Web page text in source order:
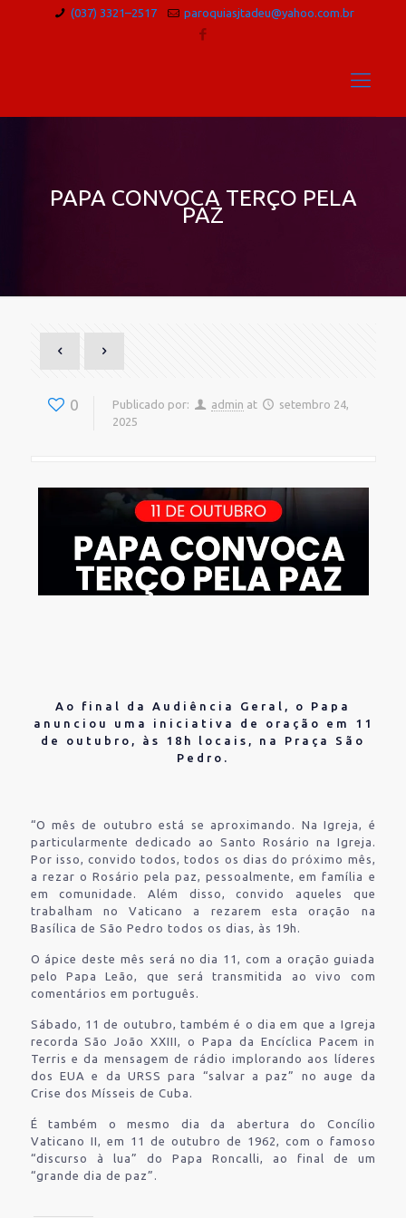
(037) 3321–2517 paroquiasjtadeu@yahoo.com.br
PAPA CONVOCA TERÇO PELA
PAZ
0 Publicado por: admin at
setembro 24,
2025
Ao final da Audiência Geral, o Papa
anunciou uma iniciativa de oração em 11
de outubro, às 18h locais, na Praça São
Pedro.
“O mês de outubro está se aproximando. Na Igreja, é
particularmente dedicado ao Santo Rosário na Igreja.
Por isso, convido todos, todos os dias do próximo mês,
a rezar o Rosário pela paz, pessoalmente, em família e
em comunidade. Além disso, convido aqueles que
trabalham no Vaticano a rezarem esta oração na
Basílica de São Pedro todos os dias, às 19h.
O ápice deste mês será no dia 11, com a oração guiada
pelo Papa Leão, que será transmitida ao vivo com
comentários em português.
Sábado, 11 de outubro, também é o dia em que a Igreja
recorda São João XXIII, o Papa da Encíclica Pacem in
Terris e da mensagem de rádio implorando aos líderes
dos EUA e da URSS para “salvar a paz” no auge da
Crise dos Mísseis de Cuba.
É também o mesmo dia da abertura do Concílio
Vaticano II, em 11 de outubro de 1962, com o famoso
“discurso à lua” do Papa Roncalli, ao final de um
“grande dia de paz”.